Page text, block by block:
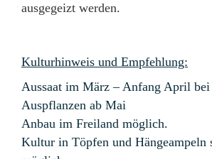
ausgegeizt werden.
Kulturhinweis und Empfehlung:
Aussaat im März – Anfang April bei
Auspflanzen ab Mai
Anbau im Freiland möglich.
Kultur in Töpfen und Hängeampeln